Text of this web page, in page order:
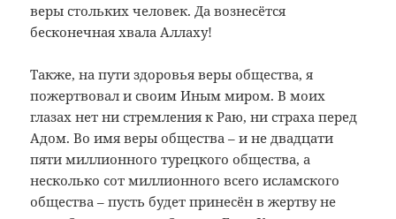
веры стольких человек. Да вознесётся
бесконечная хвала Аллаху!
Также, на пути здоровья веры общества, я
пожертвовал и своим Иным миром. В моих
глазах нет ни стремления к Раю, ни страха перед
Адом. Во имя веры общества – и не двадцати
пяти миллионного турецкого общества, а
несколько сот миллионного всего исламского
общества – пусть будет принесён в жертву не